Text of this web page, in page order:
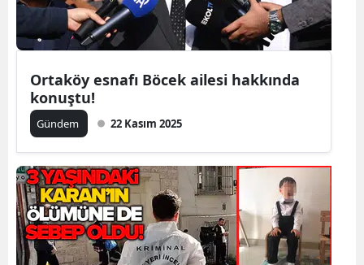
Yozgat
Karaman
Batman
Ortaköy esnafı Böcek ailesi hakkında
konuştu!
Gündem 22 Kasım 2025